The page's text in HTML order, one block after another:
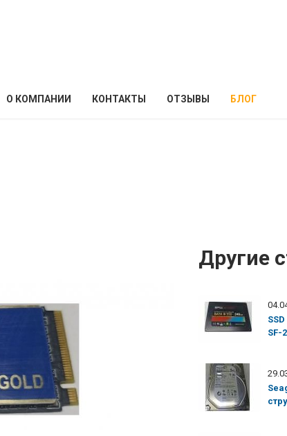
О КОМПАНИИ КОНТАКТЫ ОТЗЫВЫ БЛОГ
Другие
SF-